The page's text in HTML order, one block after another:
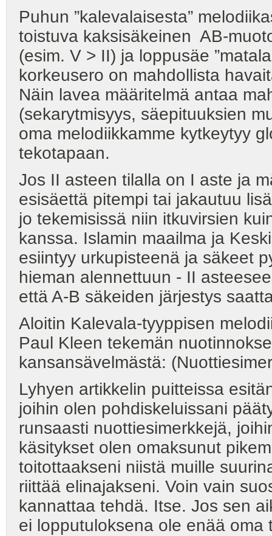
Puhun ”kalevalaisesta”
toistuva kaksisäkeinen AB-
(esim. V > II) ja loppusäe
korkeusero on mahdollista
Näin lavea määritelmä antaa
(sekarytmisyys, säepituuksien
oma melodiikkamme kytkeytyy
tekotapaan.
Jos II asteen tilalla on I aste ja
esisäettä pitempi tai jakautuu
jo tekemisissä niin itkuvirsien
kanssa. Islamin maailma ja
esiintyy urkupisteenä ja säkeet
hieman alennettuun - II
että A-B säkeiden järjestys
Aloitin Kalevala-tyyppisen
Paul Kleen tekemän
kansansävelmästä:
Lyhyen artikkelin puitteissa
joihin olen pohdiskeluissani
runsaasti nuottiesimerkkejä,
käsitykset olen omaksunut
toitottaakseni niistä muille
riittää elinajakseni. Voin vain
kannattaa tehdä. Itse. Jos sen
ei lopputuloksena ole enää oma